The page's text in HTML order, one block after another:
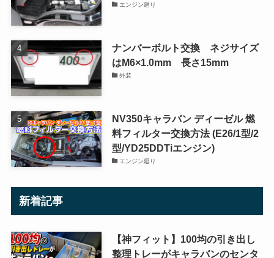
エンジン廻り
ナンバーボルト交換 ネジサイズ
はM6×1.0mm 長さ15mm
外装
NV350キャラバン ディーゼル 燃
料フィルター交換方法 (E26/1型/2
型/YD25DDTiエンジン)
エンジン廻り
新着記事
【神フィット】100均の引き出し
整理トレーがキャラバンのセンタ